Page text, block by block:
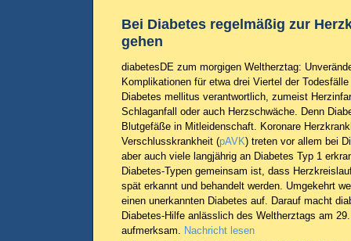
Bei Diabetes regelmäßig zur
gehen
diabetesDE zum morgigen Weltherztag:
Komplikationen für etwa drei Viertel der
Diabetes mellitus verantwortlich, zumeist
Schlaganfall oder auch Herzschwäche. Denn
Blutgefäße in Mitleidenschaft. Koronare
Verschlusskrankheit (pAVK) treten vor allem bei
aber auch viele langjährig an Diabetes Typ 1
Diabetes-Typen gemeinsam ist, dass
spät erkannt und behandelt werden. Umgekehrt
einen unerkannten Diabetes auf. Darauf macht
Diabetes-Hilfe anlässlich des Weltherztags am
aufmerksam. Nachricht lesen